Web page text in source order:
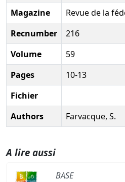
Magazine
Revue de la
Recnumber
216
Volume
59
Pages
10-13
Fichier
Authors
Farvacque, S.
A lire aussi
BASE